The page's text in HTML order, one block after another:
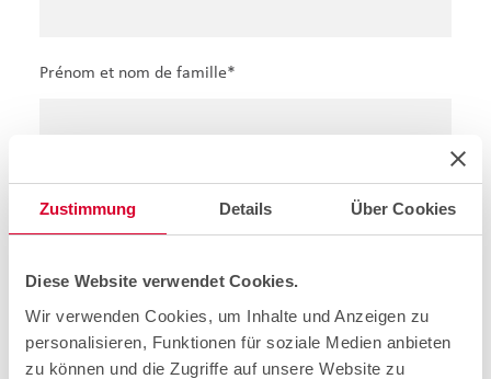
Zustimmung Details Über Cookies
Diese Website verwendet Cookies.
Wir verwenden Cookies, um Inhalte und Anzeigen zu
personalisieren, Funktionen für soziale Medien anbieten
zu können und die Zugriffe auf unsere Website zu
Prénom et nom de famille*
Code postal / Localité*